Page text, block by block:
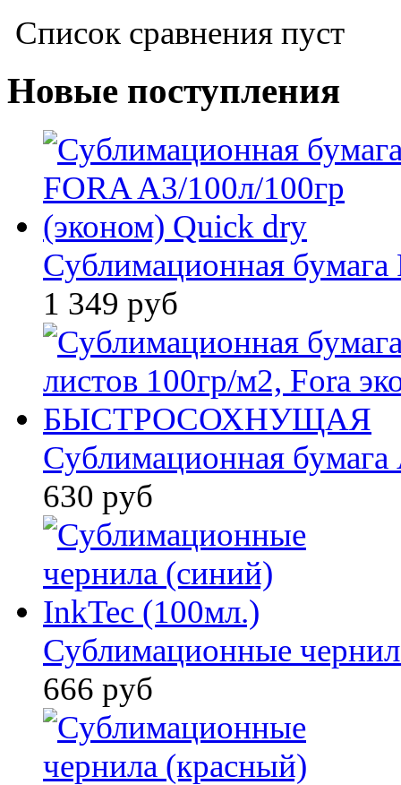
Список сравнения пуст
Новые поступления
Сублимационная бумага
1 349 руб
Сублимационная бумага
630 руб
Сублимационные
666 руб